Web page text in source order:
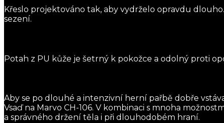
Křeslo projektováno tak, aby vydrželo opravdu
sezení.
Potah z PU kůže je šetrný k pokožce a odolný proti
Aby se po dlouhé a intenzivní herní pařbě dobře
Vsaď na Marvo CH-106. V kombinaci s mnoha
a správného držení těla i při dlouhodobém hraní.